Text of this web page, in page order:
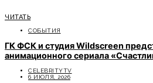
ЧИТАТЬ
СОБЫТИЯ
ГК ФСК и студия Wildscreen
анимационного сериала
CELEBRITYTV
6 ИЮЛЯ, 2026